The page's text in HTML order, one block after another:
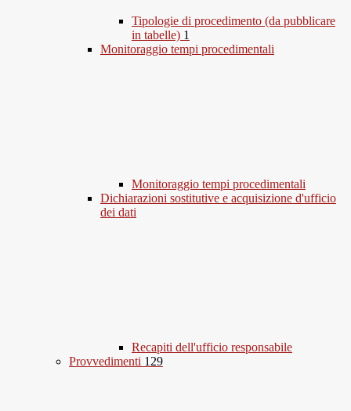
Tipologie di procedimento (da pubblicare
in tabelle) 1
Monitoraggio tempi procedimentali
Monitoraggio tempi procedimentali
Dichiarazioni sostitutive e acquisizione d'ufficio
dei dati
Recapiti dell'ufficio responsabile
Provvedimenti 129